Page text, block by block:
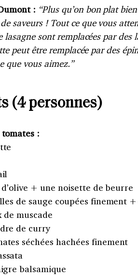
: “Plus qu’on bon plat
saveurs ! Tout ce que vous
lasagne sont remplacées par des
peut être remplacée par des
que vous aimez.”
(4 personnes)
:
d’olive + une noisette de beurre
de sauge coupées finement
de muscade
de curry
séchées hachées finement
balsamique